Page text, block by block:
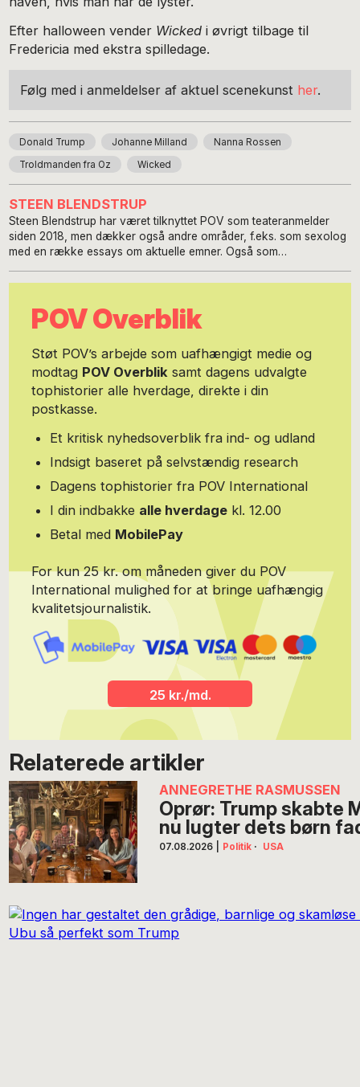
Efter halloween vender Wicked i øvrigt tilbage til
Fredericia med ekstra spilledage.
Følg med i anmeldelser af aktuel scenekunst her.
Donald Trump Johanne Milland Nanna Rossen
Troldmanden fra Oz Wicked
STEEN BLENDSTRUP
Steen Blendstrup har været tilknyttet POV som teateranmelder
siden 2018, men dækker også andre områder, f.eks. som sexolog
med en række essays om aktuelle emner. Også som
pressemeddelelser og endog manuskript til en reklamefilm for
du læse mere om på www.flirtmedlivet.dk.
POV Overblik
Støt POV’s arbejde som uafhængigt medie og
modtag POV Overblik samt dagens udvalgte
tophistorier alle hverdage, direkte i din
postkasse.
Et kritisk nyhedsoverblik fra ind- og udland
Indsigt baseret på selvstændig research
Dagens tophistorier fra POV International
I din indbakke alle hverdage kl. 12.00
Betal med MobilePay
For kun 25 kr. om måneden giver du POV
International mulighed for at bringe uafhængig
kvalitetsjournalistik.
25 kr./md.
Relaterede artikler
ANNEGRETHE RASMUSSEN
Oprør: Trump skabte
nu lugter dets børn
07.08.2026 Politik · USA